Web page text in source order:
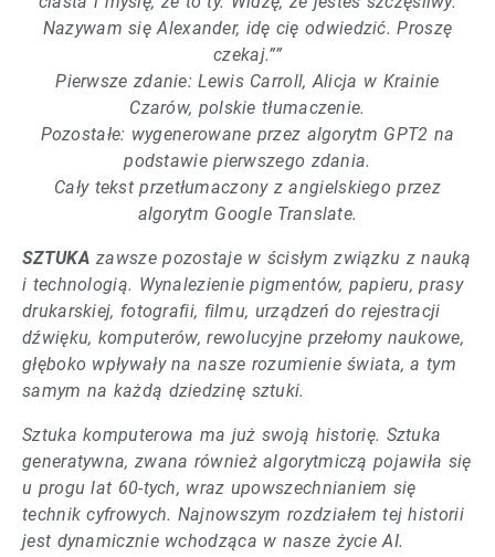
Nazywam się Alexander, idę cię odwiedzić. Proszę
czekaj.””
Pierwsze zdanie: Lewis Carroll, Alicja w Krainie
Czarów, polskie tłumaczenie.
Pozostałe: wygenerowane przez algorytm GPT2 na
podstawie pierwszego zdania.
Cały tekst przetłumaczony z angielskiego przez
algorytm Google Translate.
SZTUKA zawsze pozostaje w ścisłym związku z nauką
i technologią. Wynalezienie pigmentów, papieru, prasy
drukarskiej, fotografii, filmu, urządzeń do rejestracji
dźwięku, komputerów, rewolucyjne przełomy naukowe,
głęboko wpływały na nasze rozumienie świata, a tym
samym na każdą dziedzinę sztuki.
Sztuka komputerowa ma już swoją historię. Sztuka
generatywna, zwana również algorytmiczą pojawiła się
u progu lat 60-tych, wraz upowszechnianiem się
technik cyfrowych. Najnowszym rozdziałem tej historii
jest dynamicznie wchodząca w nasze życie AI.